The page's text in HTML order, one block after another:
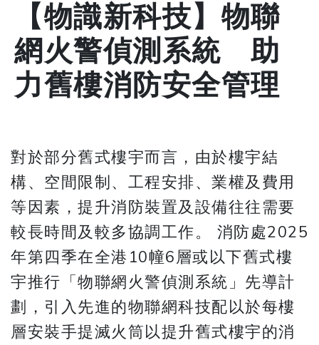
【物識新科技】物聯
網火警偵測系統 助
力舊樓消防安全管理
對於部分舊式樓宇而言，由於樓宇結
構、空間限制、工程安排、業權及費用
等因素，提升消防裝置及設備往往需要
較長時間及較多協調工作。 消防處2025
年第四季在全港10幢6層或以下舊式樓
宇推行「物聯網火警偵測系統」先導計
劃，引入先進的物聯網科技配以於每樓
層安裝手提滅火筒以提升舊式樓宇的消